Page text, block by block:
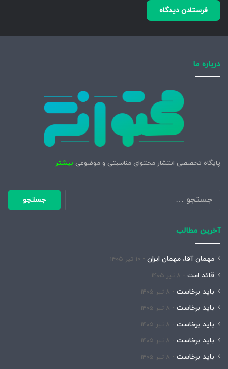
درباره ما
پایگاه تخصصی انتشار محتوای مناسبتی و موضوعی بیشتر
جستجو
برای:
آخرین مطالب
مهمان آقا، مهمان ایران ۱۰ تیر ۱۴۰۵
قائد امت ۸ تیر ۱۴۰۵
باید برخاست ۸ تیر ۱۴۰۵
باید برخاست ۸ تیر ۱۴۰۵
باید برخاست ۸ تیر ۱۴۰۵
باید برخاست ۸ تیر ۱۴۰۵
باید برخاست ۸ تیر ۱۴۰۵